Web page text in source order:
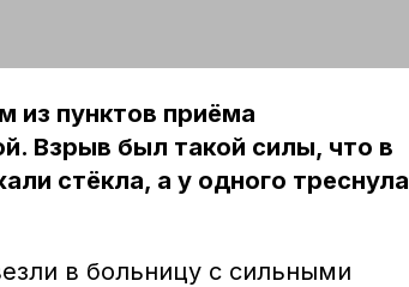
из пунктов приёма
Взрыв был такой силы, что в
стёкла, а у одного треснула
в больницу с сильными